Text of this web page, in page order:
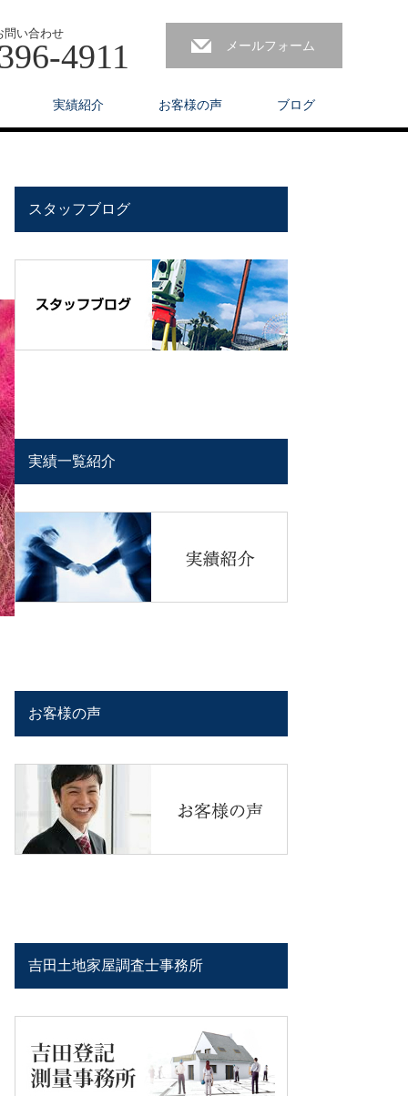
問い合わせ
4911 メールフォーム
実績紹介 お客様の声 ブログ
スタッフブログ
実績一覧紹介
お客様の声
吉田土地家屋調査士事務所